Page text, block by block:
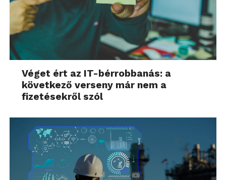
Véget ért az IT-bérrobbanás: a
következő verseny már nem a
fizetésekről szól